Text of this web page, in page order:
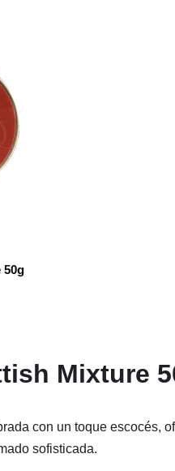
50g
Mixture
con un toque escocés,
sofisticada.